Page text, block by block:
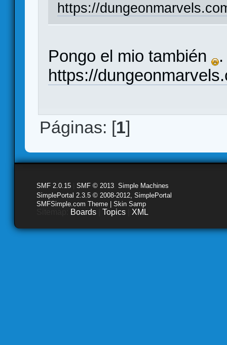
https://
Pongo el mio también .
https://
Páginas: [1]
SMF 2.0.15 SMF © 2013 Simple Machines
SimplePortal 2.3.5 © 2008-2012, SimplePortal
SMFSimple.com Theme | Skin Samp
Boards Topics XML